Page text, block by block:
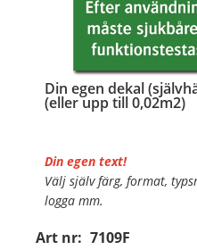
Din egen dekal
(eller upp till 0,02m2)
Art nr: 7109F
Din egen text!
Välj själv färg, format,
logga mm.
Material:Självhäftande